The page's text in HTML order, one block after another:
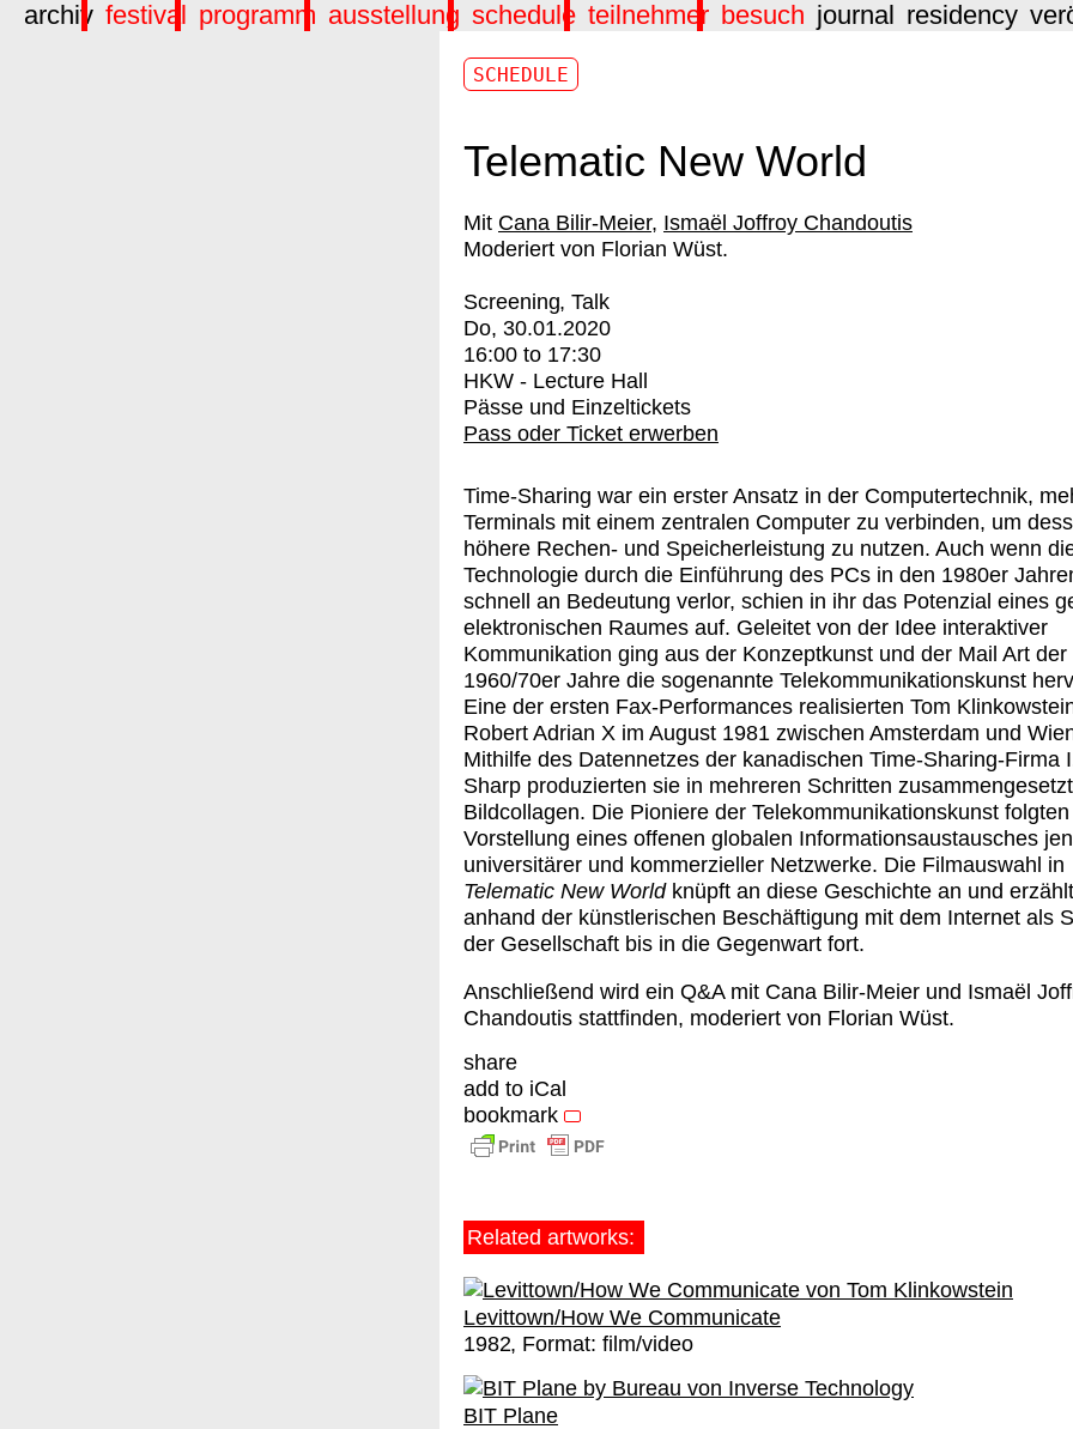
archiv festival programm ausstellung schedule teilnehmer besuch journal residency
SCHEDULE
Telematic New World
Cana Bilir-Meier Ismaël Joffroy Chandoutis
Moderiert von Florian Wüst.
Screening Talk
Do, 30.01.2020
16:00 to 17:30
HKW - Lecture Hall
Pässe und Einzeltickets
Pass oder Ticket erwerben
Time-Sharing war ein erster Ansatz in der Computertechnik,
Terminals mit einem zentralen Computer zu verbinden, um
höhere Rechen- und Speicherleistung zu nutzen. Auch wenn
Technologie durch die Einführung des PCs in den 1980er
schnell an Bedeutung verlor, schien in ihr das Potenzial eines
elektronischen Raumes auf. Geleitet von der Idee interaktiver
Kommunikation ging aus der Konzeptkunst und der Mail Art der
1960/70er Jahre die sogenannte Telekommunikationskunst
Eine der ersten Fax-Performances realisierten Tom
Robert Adrian X im August 1981 zwischen Amsterdam und
Mithilfe des Datennetzes der kanadischen Time-Sharing-Firma
Sharp produzierten sie in mehreren Schritten
Bildcollagen. Die Pioniere der Telekommunikationskunst
Vorstellung eines offenen globalen Informationsaustausches
universitärer und kommerzieller Netzwerke. Die Filmauswahl in
Telematic New Worldknüpft an diese Geschichte an und
anhand der künstlerischen Beschäftigung mit dem Internet als
der Gesellschaft bis in die Gegenwart fort.
Anschließend wird ein Q&A mit Cana Bilir-Meier und Ismaël
Chandoutis stattfinden, moderiert von Florian Wüst.
share
add to iCal
bookmark
Related artworks:
Levittown/How We Communicate
1982 Format: film/video
BIT Plane